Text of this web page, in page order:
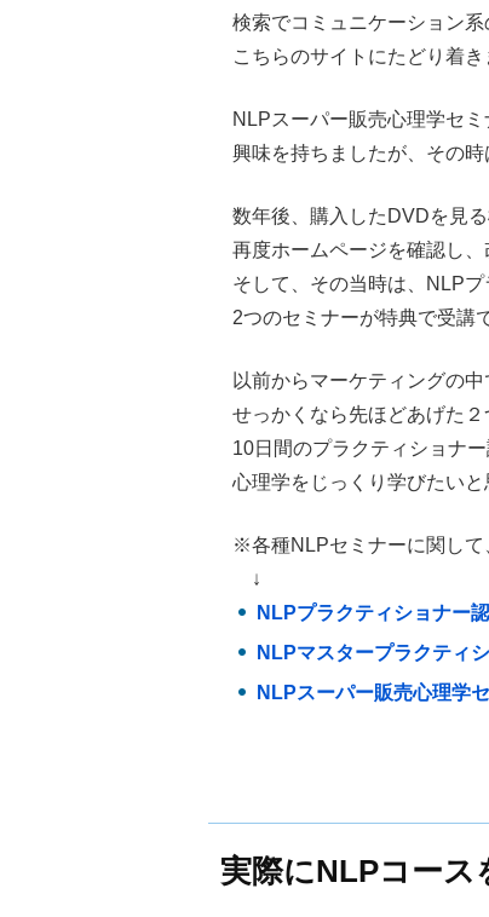
検索でコミュニケーション系
こちらのサイトにたどり着き
NLPスーパー販売心理学セ
興味を持ちましたが、その
数年後、購入したDVDを見る
再度ホームページを確認し
そして、その当時は、NLP
2つのセミナーが特典で受講
以前からマーケティングの
せっかくなら先ほどあげた２
10日間のプラクティショナ
心理学をじっくり学びたい
※各種NLPセミナーに関して
↓
NLPプラクティショナー
NLPマスタープラクティ
NLPスーパー販売心理学
実際にNLPコース